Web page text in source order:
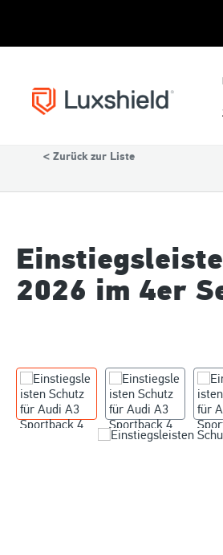
< Zurück zur Liste
2026 im 4er